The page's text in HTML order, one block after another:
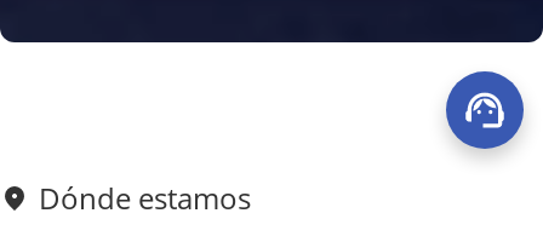
Dónde estamos